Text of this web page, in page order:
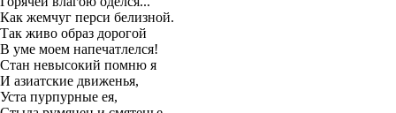
Как жемчуг перси белизной.
Так живо образ дорогой
В уме моем напечатлелся!
Стан невысокий помню я
И азиатские движенья,
Уста пурпурные ея,